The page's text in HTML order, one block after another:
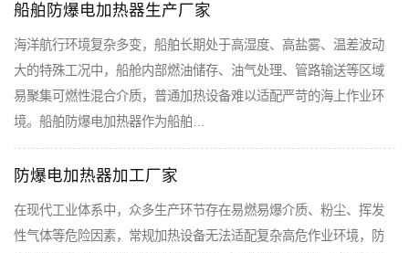
船舶防爆电加热器生产厂家
海洋航行环境复杂多变，船舶长期处于高湿度、高盐雾、温差波动
大的特殊工况中，船舱内部燃油储存、油气处理、管路输送等区域
易聚集可燃性混合介质，普通加热设备难以适配严苛的海上作业环
境。船舶防爆电加热器作为船舶…
防爆电加热器加工厂家
在现代工业体系中，众多生产环节存在易燃易爆介质、粉尘、挥发
性气体等危险因素，常规加热设备无法适配复杂高危作业环境，防